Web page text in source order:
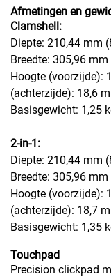
Afmetingen en
Clamshell:
Diepte: 210,44 mm
Breedte: 305,96
Hoogte (voorzijde):
(achterzijde): 18,6
Basisgewicht: 1,25
2-in-1:
Diepte: 210,44 mm
Breedte: 305,96
Hoogte (voorzijde):
(achterzijde): 18,7
Basisgewicht: 1,35
Touchpad
Precision clickpad